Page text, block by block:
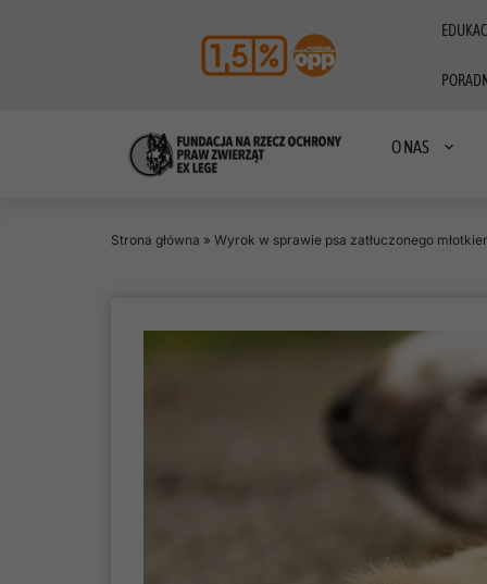
O NAS
Strona główna » Wyrok w sprawie psa zatłuczonego